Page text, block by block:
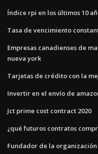
Índice rpi en los últimos 10
Tasa de vencimiento
Empresas canadienses de
nueva york
Tarjetas de crédito con la
Invertir en el envío de
Jct prime cost contract 2020
¿qué futuros contratos
Fundador de la